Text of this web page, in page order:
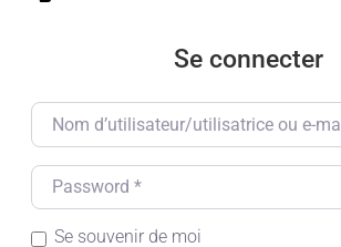
Se connecter
Nom d’utilisateur/utilisatrice ou e-mail*
Password*
Se souvenir de moi